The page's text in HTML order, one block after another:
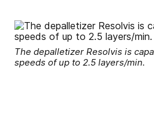
The depalletizer Resolvis is
speeds of up to 2.5 layers/min.